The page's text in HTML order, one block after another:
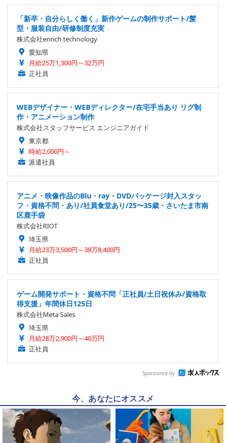
「新卒・自分らしく働く」新作ゲームの制作サポート/髪
型・服装自由/研修制度充実
株式会社enrich technology
愛知県
月給25万1,300円～32万円
正社員
WEBデザイナー・WEBディレクター/在宅手当あり リグ制
作・アニメーション制作
株式会社スタッフサービス エンジニアガイド
東京都
時給2,000円～
派遣社員
アニメ・映像作品のBlu・ray・DVDパッケージ封入スタッ
フ・資格不問・あり/社員食堂あり/25〜35歳・さいたま市南
区鹿手袋
株式会社RIOT
埼玉県
月給23万3,500円～38万8,400円
正社員
ゲーム開発サポート・資格不問「正社員/土日祝休み/資格取
得支援」年間休日125日
株式会社Meta Sales
埼玉県
月給28万2,900円～40万円
正社員
Sponsored by
今、あなたにオススメ